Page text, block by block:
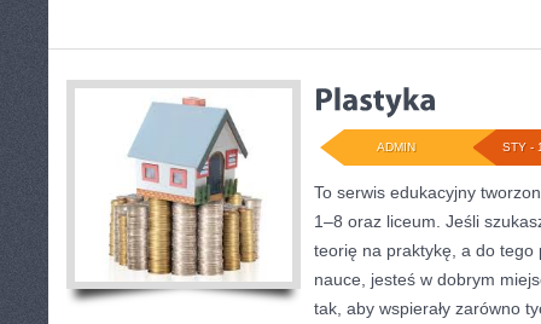
STY -
ADMIN
To serwis edukacyjny
1–8 oraz liceum. Jeśli
teorię na praktykę, a do tego
nauce, jesteś w dobrym
tak, aby wspierały zarówno